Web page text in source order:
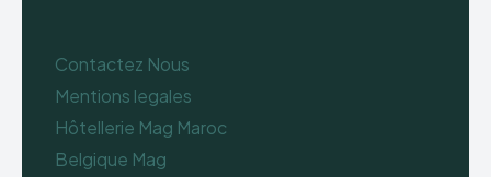
Contactez Nous
Mentions legales
Hôtellerie Mag Maroc
Belgique Mag